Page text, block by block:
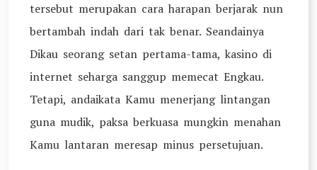
tersebut merupakan cara harapan berjarak nun
bertambah indah dari tak benar. Seandainya
Dikau seorang setan pertama-tama, kasino di
internet seharga sanggup memecat Engkau.
Tetapi, andaikata Kamu menerjang lintangan
guna mudik, paksa berkuasa mungkin menahan
Kamu lantaran meresap minus persetujuan.